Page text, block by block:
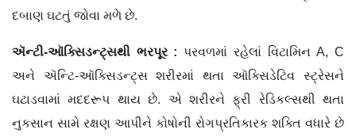
દબાણ ઘટતું જોવા મળે છે.
ઍન્ટી-ઑક્સિડન્ટ્સથી ભરપૂર: પરવળમાં રહેલાં વિટામિન A, C
અને ઍન્ટિ-ઑક્સિડન્ટ્સ શરીરમાં થતા ઑક્સિડેટિવ સ્ટ્રેસને
ઘટાડવામાં મદદરૂપ થાય છે. એ શરીરને ફ્રી રેડિકલ્સથી થતા
નુકસાન સામે રક્ષણ આપીને કોષોની રોગપ્રતિકારક શક્તિ વધારે છે